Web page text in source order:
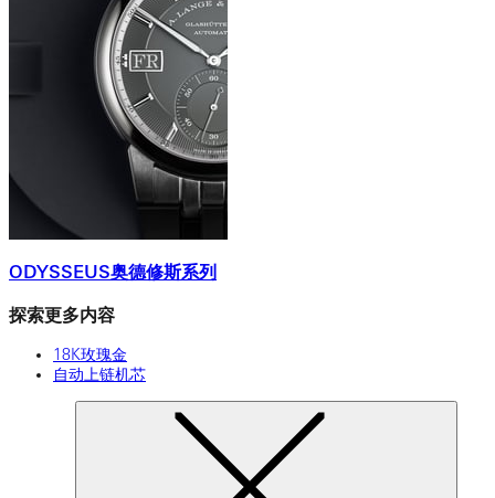
ODYSSEUS奥德修斯系列
探索更多内容
18K玫瑰金
自动上链机芯